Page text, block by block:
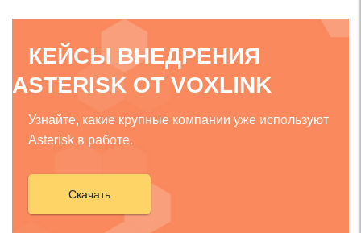
КЕЙСЫ ВНЕДРЕНИЯ
ASTERISK ОТ VOXLINK
Узнайте, какие крупные компании уже используют
Asterisk в работе.
Скачать